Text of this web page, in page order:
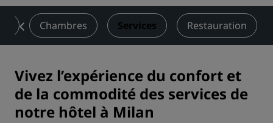
Chambres Services Restauration
Vivez l’expérience du confort et
de la commodité des services de
notre hôtel à Milan